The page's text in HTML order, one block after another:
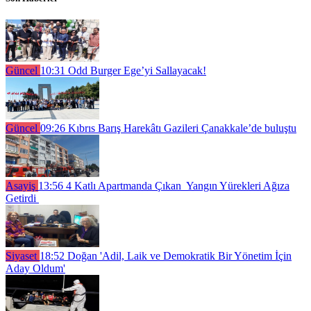
Güncel 10:31 Odd Burger Ege’yi Sallayacak!
Güncel 09:26 Kıbrıs Barış Harekâtı Gazileri Çanakkale’de buluştu
Asayiş 13:56 4 Katlı Apartmanda Çıkan Yangın Yürekleri Ağıza
Getirdi
Siyaset 18:52 Doğan 'Adil, Laik ve Demokratik Bir Yönetim İçin
Aday Oldum'